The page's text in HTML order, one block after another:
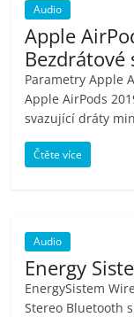
Audio
Apple
Bezdrátové
Parametry Apple
Apple AirPods
svazující dráty
Čtěte více
Audio
Energy
EnergySistem
Stereo Bluetooth